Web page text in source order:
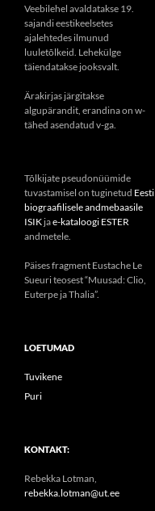
Veebilehel avaldatakse 19.
sajandi eestikeelsetes
ajalehtedes ilmunud
luuletõlkeid. Lehekülge
täiendatakse jooksvalt.
Ärakirjas järgitakse
algupärandit, erandina on w-
tähed asendatud v-ga.
Tõlkijate pseudonüümide
tuvastamisel on tuginetud Eesti
biograafilisele andmebaasile
ISIK jae-kataloogi ESTER
andmetele.
Päises fragment Eustache Le
Sueuri teosest “Muusad: Clio,
Euterpe ja Thalia”.
LOETUMAD
Tuvikene
Puri
KONTAKT:
Rebekka Lotman,
rebekka.lotman@ut.ee